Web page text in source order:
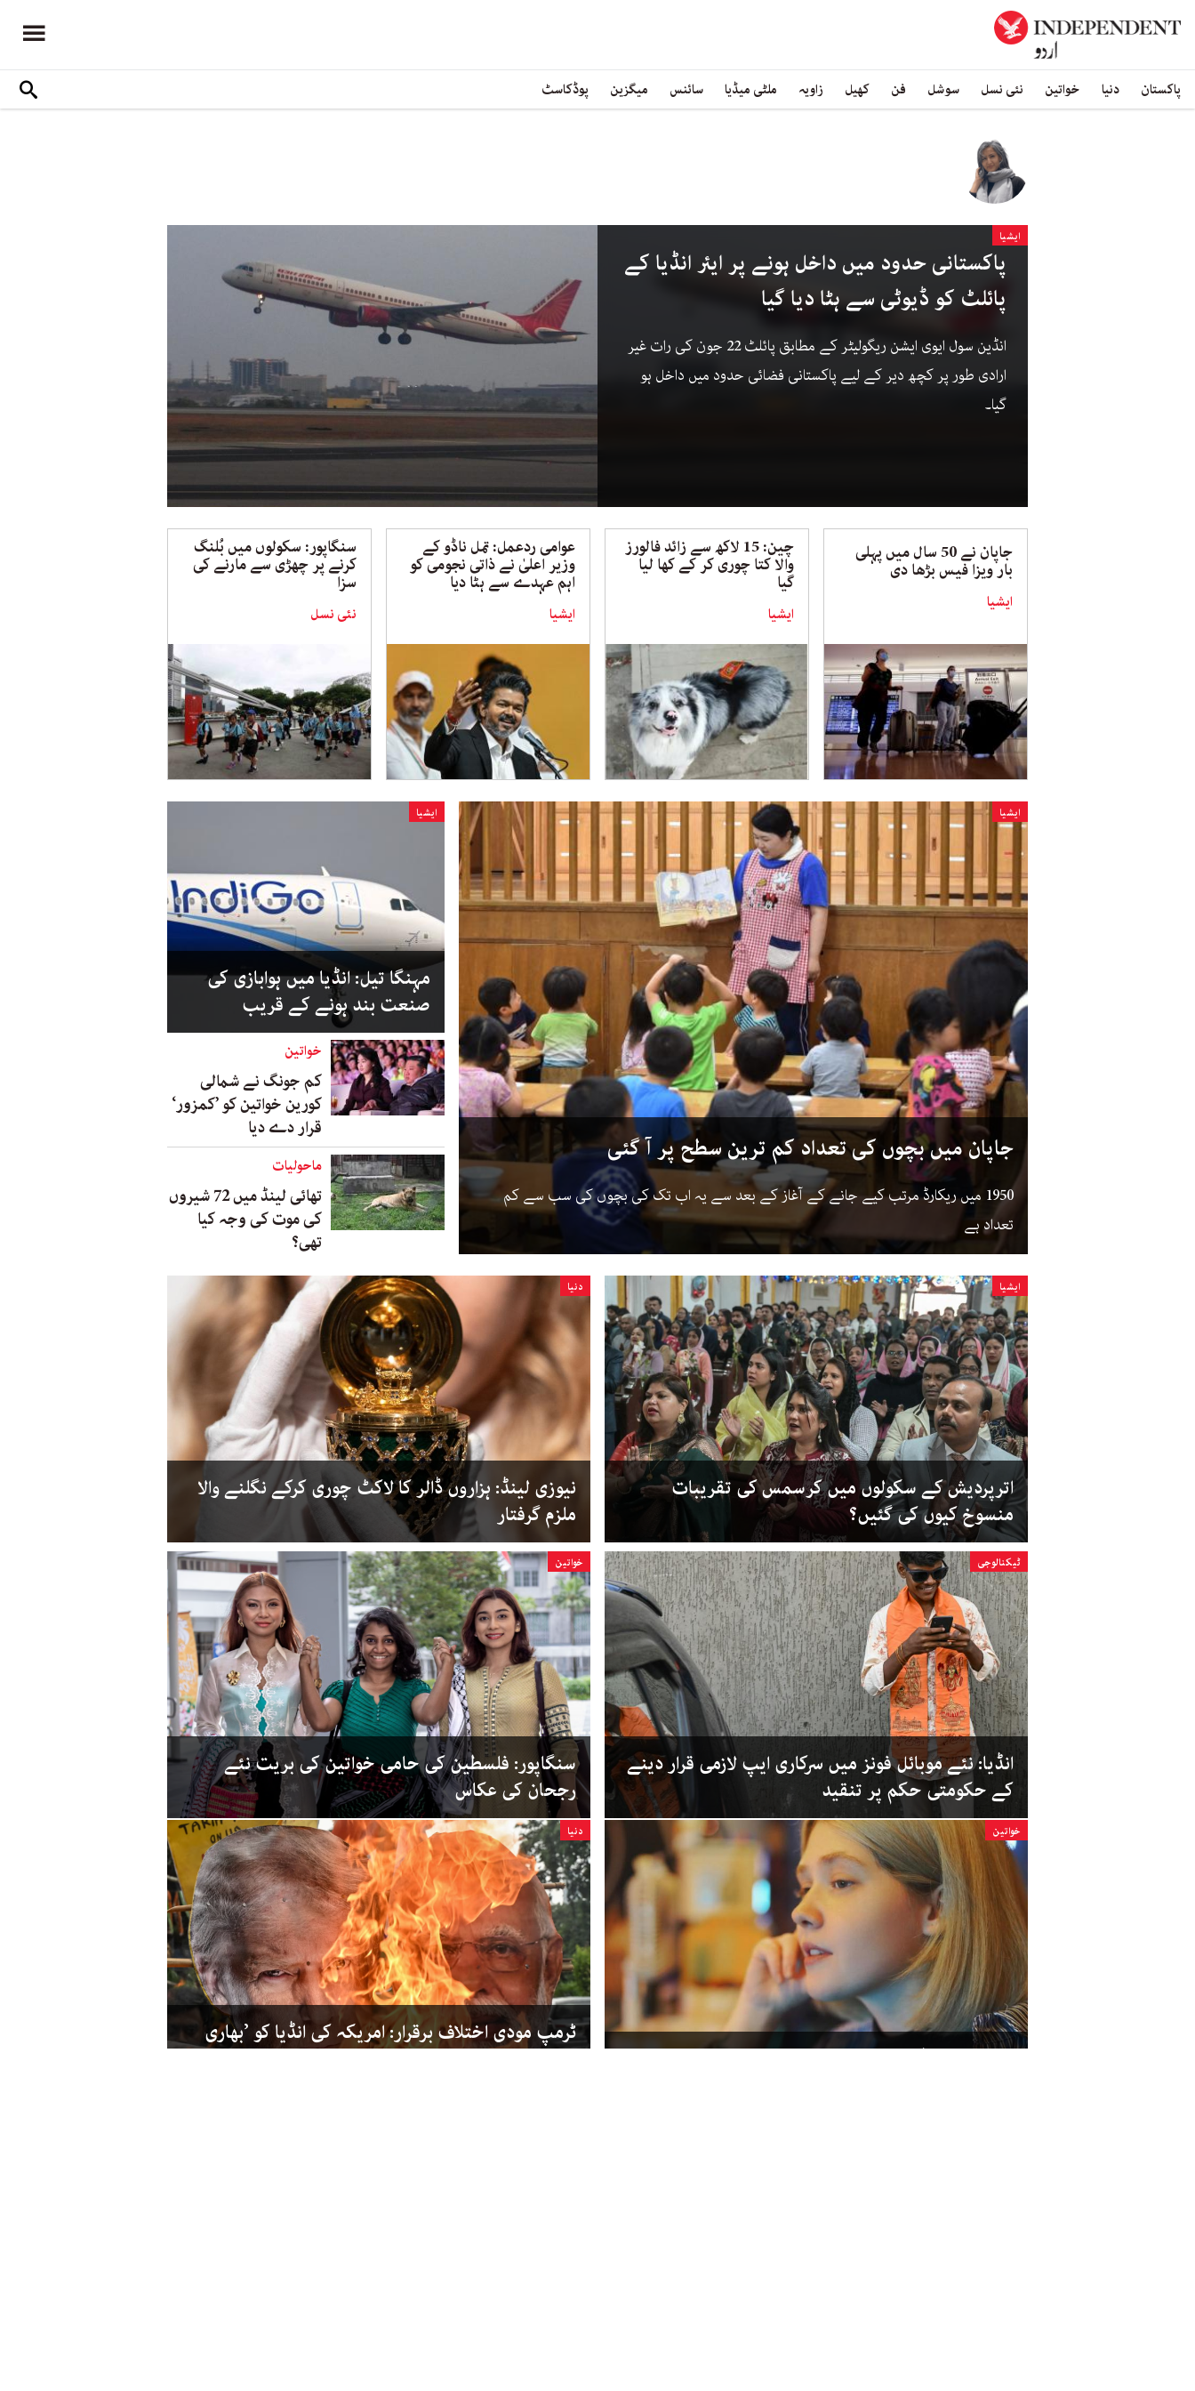
پاکستان دنیا خواتین نئی نسل سوشل فن کھیل زاویہ ملٹی میڈیا سائنس میگزین پوڈکاسٹ
ایشیا
پاکستانی حدود میں داخل ہونے پر ایئر انڈیا کے
پائلٹ کو ڈیوٹی سے ہٹا دیا گیا
انڈین سول ایوی ایشن ریگولیٹر کے مطابق پائلٹ 22 جون کی رات غیر
ارادی طور پر کچھ دیر کے لیے پاکستانی فضائی حدود میں داخل ہو
گیا۔
جاپان نے 50 سال میں پہلی
بار ویزا فیس بڑھا دی
ایشیا
چین: 15 لاکھ سے زائد فالورز
والا کتا چوری کر کے کھا لیا
گیا
ایشیا
عوامی ردعمل: تمل ناڈو کے
وزیر اعلیٰ نے ذاتی نجومی کو
اہم عہدے سے ہٹا دیا
ایشیا
سنگاپور: سکولوں میں بُلنگ
کرنے پر چھڑی سے مارنے کی
سزا
نئی نسل
ایشیا
جاپان میں بچوں کی تعداد کم ترین سطح پر آ گئی
1950 میں ریکارڈ مرتب کیے جانے کے آغاز کے بعد سے یہ اب تک کی بچوں کی سب سے کم
تعداد ہے
ایشیا
مہنگا تیل: انڈیا میں ہوابازی کی
صنعت بند ہونے کے قریب
خواتین
کم جونگ نے شمالی
کورین خواتین کو ’کمزور‘
قرار دے دیا
ماحولیات
تھائی لینڈ میں 72 شیروں
کی موت کی وجہ کیا
تھی؟
ایشیا
اترپردیش کے سکولوں میں کرسمس کی تقریبات
منسوخ کیوں کی گئیں؟
دنیا
نیوزی لینڈ: ہزاروں ڈالر کا لاکٹ چوری کرکے نگلنے والا
ملزم گرفتار
ٹیکنالوجی
انڈیا: نئے موبائل فونز میں سرکاری ایپ لازمی قرار دینے
کے حکومتی حکم پر تنقید
خواتین
سنگاپور: فلسطین کی حامی خواتین کی بریت نئے
رجحان کی عکاس
خواتین دنیا
ٹرمپ مودی اختلاف برقرار: امریکہ کی انڈیا کو ’بھاری